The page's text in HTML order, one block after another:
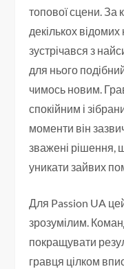
топової сцени. За
декількох
зустрічався з
для нього
чимось новим.
спокійним і
моменти він
зважені рішення,
уникати зайвих
Для Passion UA
зрозумілим.
покращувати
гравця цілком